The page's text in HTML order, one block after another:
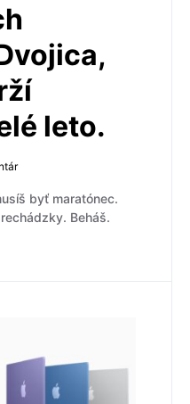
leto.
byť maratónec.
Beháš.